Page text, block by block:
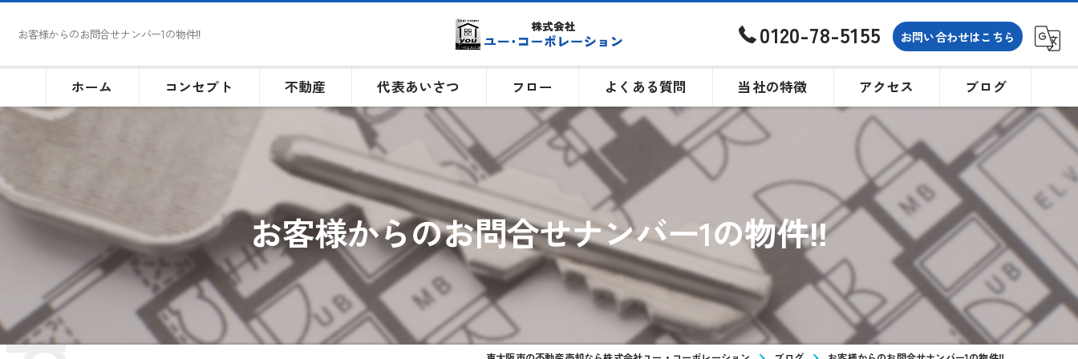
お客様からのお問合せナンバー1の物件‼ 0120-78-5155 お問い合わせはこちら
ホーム コンセプト 不動産 代表あいさつ フロー よくある質問 当社の特徴
土地
買取
購入
アクセス ブログ
お客様からのお問合せナンバー1の物件‼